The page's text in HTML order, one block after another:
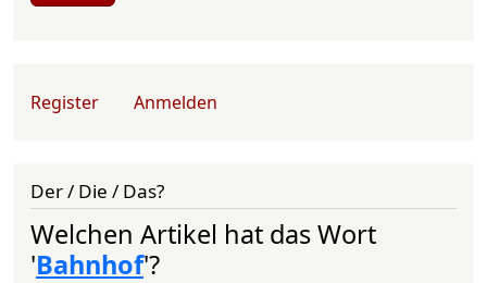
User account menu
Register Anmelden
Der / Die / Das?
Welchen Artikel hat das Wort
'Bahnhof'?